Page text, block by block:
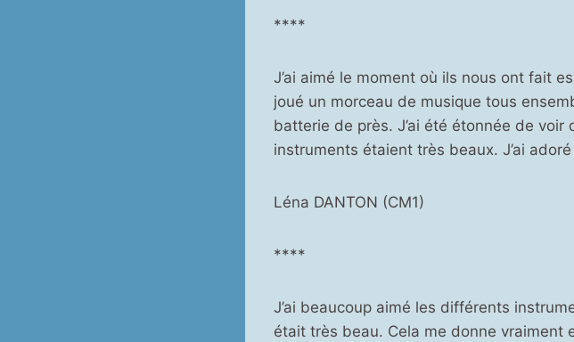
****
J’ai aimé le moment où ils nous ont fait
joué un morceau de musique tous
batterie de près. J’ai été étonnée de voir
instruments étaient très beaux. J’ai adoré
Léna DANTON (CM1)
****
J’ai beaucoup aimé les différents
était très beau. Cela me donne vraiment